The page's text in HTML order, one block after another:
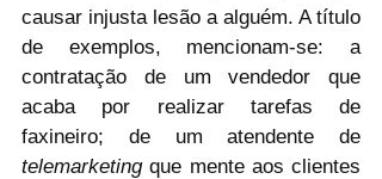
causar injusta lesão a alguém. A título
de exemplos, mencionam-se: a
contratação de um vendedor que
acaba por realizar tarefas de
telemarketing que mente aos clientes